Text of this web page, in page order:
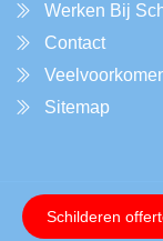
Werken Bij
Contact
Sitemap
Copyright ©
Schilderen